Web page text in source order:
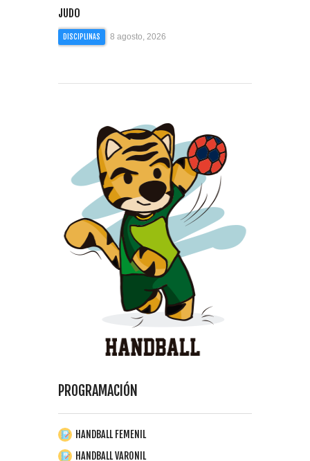
JUDO
DISCIPLINAS 8 agosto, 2026
PROGRAMACIÓN
HANDBALL FEMENIL
HANDBALL VARONIL